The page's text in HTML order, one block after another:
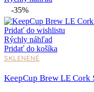
-35%
Pridať do wishlistu
Rýchly náhľad
Pridať do košíka
SKLENENÉ
KeepCup Brew LE